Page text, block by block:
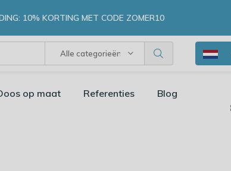
Alle categorieën
10% KORTING MET CODE ZOMER10
op maat Referenties Blog